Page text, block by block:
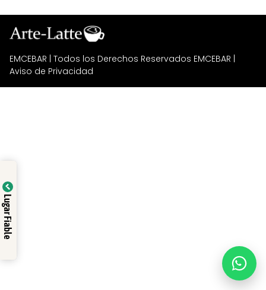
EMCEBAR | Todos los Derechos Reservados EMCEBAR |
Aviso de Privacidad
Lugar Fiable